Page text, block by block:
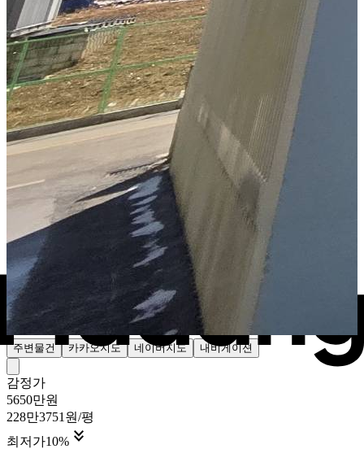
주변물건 카카오지도 네이버지도 내비게이션
감정가
5650만원
228만3751원/평
최저가10% 